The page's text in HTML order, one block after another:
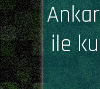
ile